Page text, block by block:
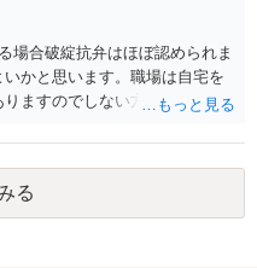
場合破綻抗弁はほぼ認められま
かと思います。職場は自宅を
ますのでしない方が良いで
方からの離婚は拒否しても仮
問５は認知すると養育費支払
法的に可能ですが法律で強制
す。質問７は不貞行為の写真
る